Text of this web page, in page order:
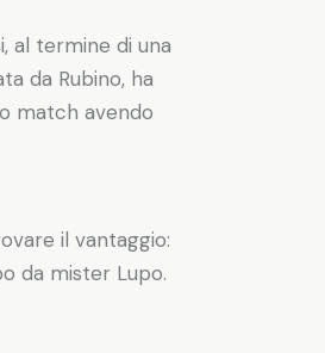
al termine di una
da Rubino, ha
match avendo
il vantaggio:
da mister Lupo.